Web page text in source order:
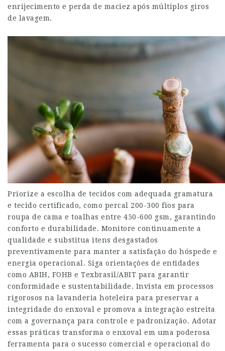
enrijecimento e perda de maciez após múltiplos giros
de lavagem.
Priorize a escolha de tecidos com adequada gramatura
e tecido certificado, como percal 200-300 fios para
roupa de cama e toalhas entre 450-600 gsm, garantindo
conforto e durabilidade. Monitore continuamente a
qualidade e substitua itens desgastados
preventivamente para manter a satisfação do hóspede e
energia operacional. Siga orientações de entidades
como ABIH, FOHB e Texbrasil/ABIT para garantir
conformidade e sustentabilidade. Invista em processos
rigorosos na lavanderia hoteleira para preservar a
integridade do enxoval e promova a integração estreita
com a governança para controle e padronização. Adotar
essas práticas transforma o enxoval em uma poderosa
ferramenta para o sucesso comercial e operacional do